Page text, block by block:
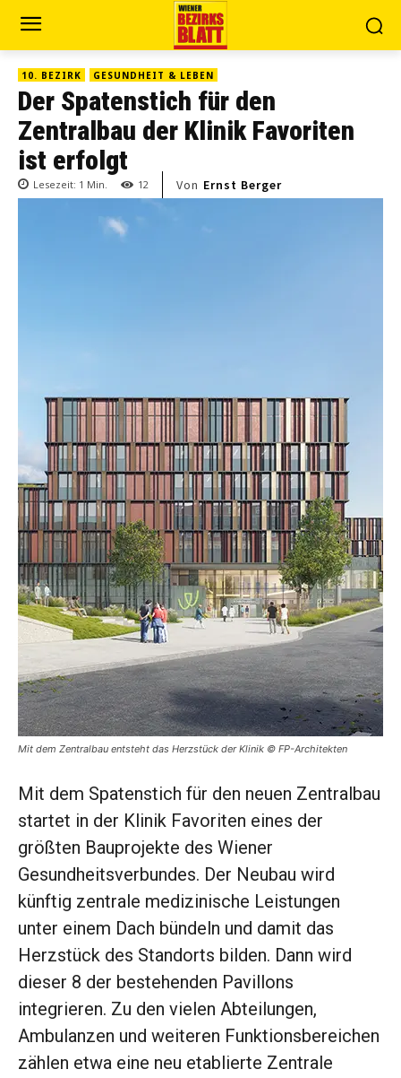
10. BEZIRK GESUNDHEIT & LEBEN
Der Spatenstich für den
Zentralbau der Klinik Favoriten
ist erfolgt
Lesezeit: 1 Min. 12 Von Ernst Berger
Mit dem Zentralbau entsteht das Herzstück der Klinik © FP-Architekten
Mit dem Spatenstich für den neuen Zentralbau
startet in der Klinik Favoriten eines der
größten Bauprojekte des Wiener
Gesundheitsverbundes. Der Neubau wird
künftig zentrale medizinische Leistungen
unter einem Dach bündeln und damit das
Herzstück des Standorts bilden. Dann wird
dieser 8 der bestehenden Pavillons
integrieren. Zu den vielen Abteilungen,
Ambulanzen und weiteren Funktionsbereichen
zählen etwa eine neu etablierte Zentrale